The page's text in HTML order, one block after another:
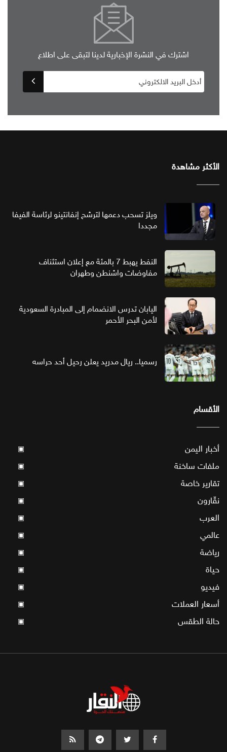
اشترك في النشرة الإخبارية لدينا لتبقى على اطلاع
الأكثر مشاهدة
ويلز تسحب دعمها لترشح إنفانتينو لرئاسة الفيفا
مجددا
النفط يهبط 7 بالمئة مع إعلان استئناف
مفاوضات واشنطن وطهران
اليابان تدرس الانضمام إلى المبادرة السعودية
لأمن البحر الأحمر
رسميا.. ريال مدريد يعلن رحيل أحد حراسه
الأقسام
أخبار اليمن ▣
ملفات ساخنة ▣
تقارير خاصة ▣
نقّارون ▣
العرب ▣
عالمي ▣
رياضة ▣
حياة ▣
فيديو ▣
أسعار العملات ▣
حالة الطقس ▣